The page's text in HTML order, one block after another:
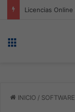
INICIO / SOFTWARE